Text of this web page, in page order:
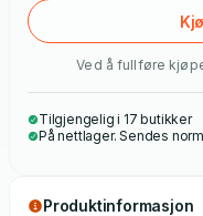
Ved å fullføre
Tilgjengelig i 17 butikker
På nettlager. Sendes
Produktinformasjon